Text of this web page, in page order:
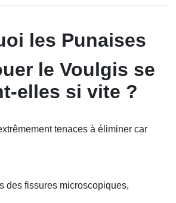
les Punaises
le Voulgis se
elles si vite ?
tenaces à éliminer car
des fissures microscopiques,